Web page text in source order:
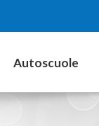
Autoscuole